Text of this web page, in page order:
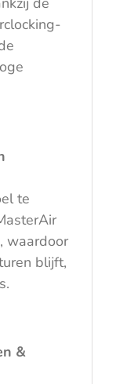
te
waardoor
blijft,
&